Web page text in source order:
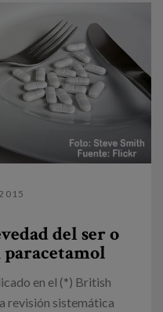
del ser o
en el (*) British
revisión sistemática